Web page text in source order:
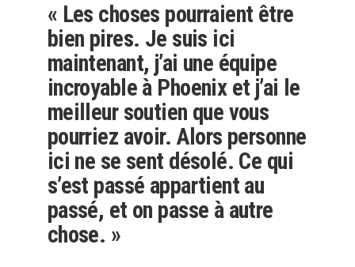
« Les choses pourraient être
bien pires. Je suis ici
maintenant, j’ai une équipe
incroyable à Phoenix et j’ai le
meilleur soutien que vous
pourriez avoir. Alors personne
ici ne se sent désolé. Ce qui
s’est passé appartient au
passé, et on passe à autre
chose. »